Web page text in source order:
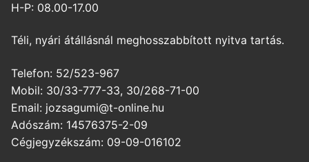
H-P: 08.00-17.00
Téli, nyári átállásnál meghosszabbított nyitva tartás.
Telefon: 52/523-967
Mobil: 30/33-777-33, 30/268-71-00
Email: jozsagumi@t-online.hu
Adószám: 14576375-2-09
Cégjegyzékszám: 09-09-016102